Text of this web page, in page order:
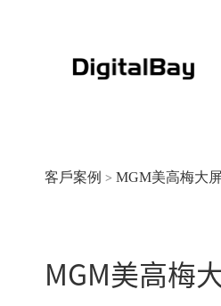
客戶案例 > MGM美高梅大
MGM美高梅